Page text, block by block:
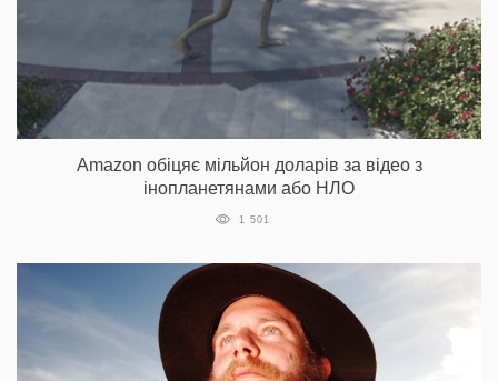
Amazon обіцяє мільйон доларів за відео з
інопланетянами або НЛО
1 501